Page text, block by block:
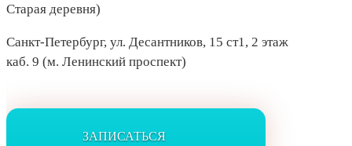
Старая деревня)
Санкт-Петербург, ул. Десантников, 15 ст1, 2 этаж
каб. 9 (м. Ленинский проспект)
ЗАПИСАТЬСЯ